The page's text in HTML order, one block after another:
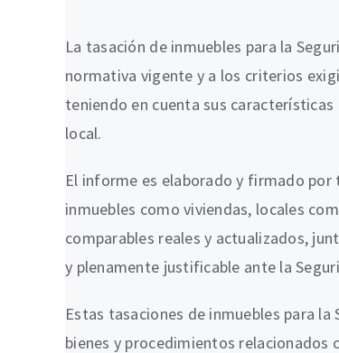
La tasación de inmuebles para la
normativa vigente y a los criterios
teniendo en cuenta sus
local.
El informe es elaborado y firmado
inmuebles como viviendas, locales
comparables reales y actualizados,
y plenamente justificable ante la
Estas tasaciones de inmuebles para
bienes y procedimientos